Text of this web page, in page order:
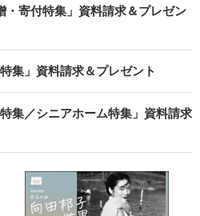
寄付特集」資料請求＆プレゼン
集」資料請求＆プレゼント
集／シニアホーム特集」資料請求